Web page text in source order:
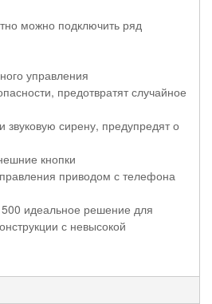
можно подключить ряд
управления
предотвратят случайное
звуковую сирену, предупредят о
кнопки
приводом с телефона
идеальное решение для
с невысокой